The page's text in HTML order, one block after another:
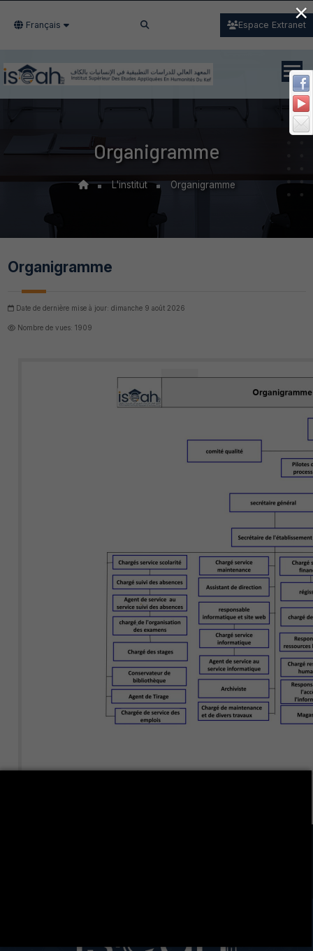
Français Espace Extranet
Organigramme
L'institut Organigramme
Organigramme
Date de dernière mise à jour: dimanche 9 août 2026
Nombre de vues: 1909
×